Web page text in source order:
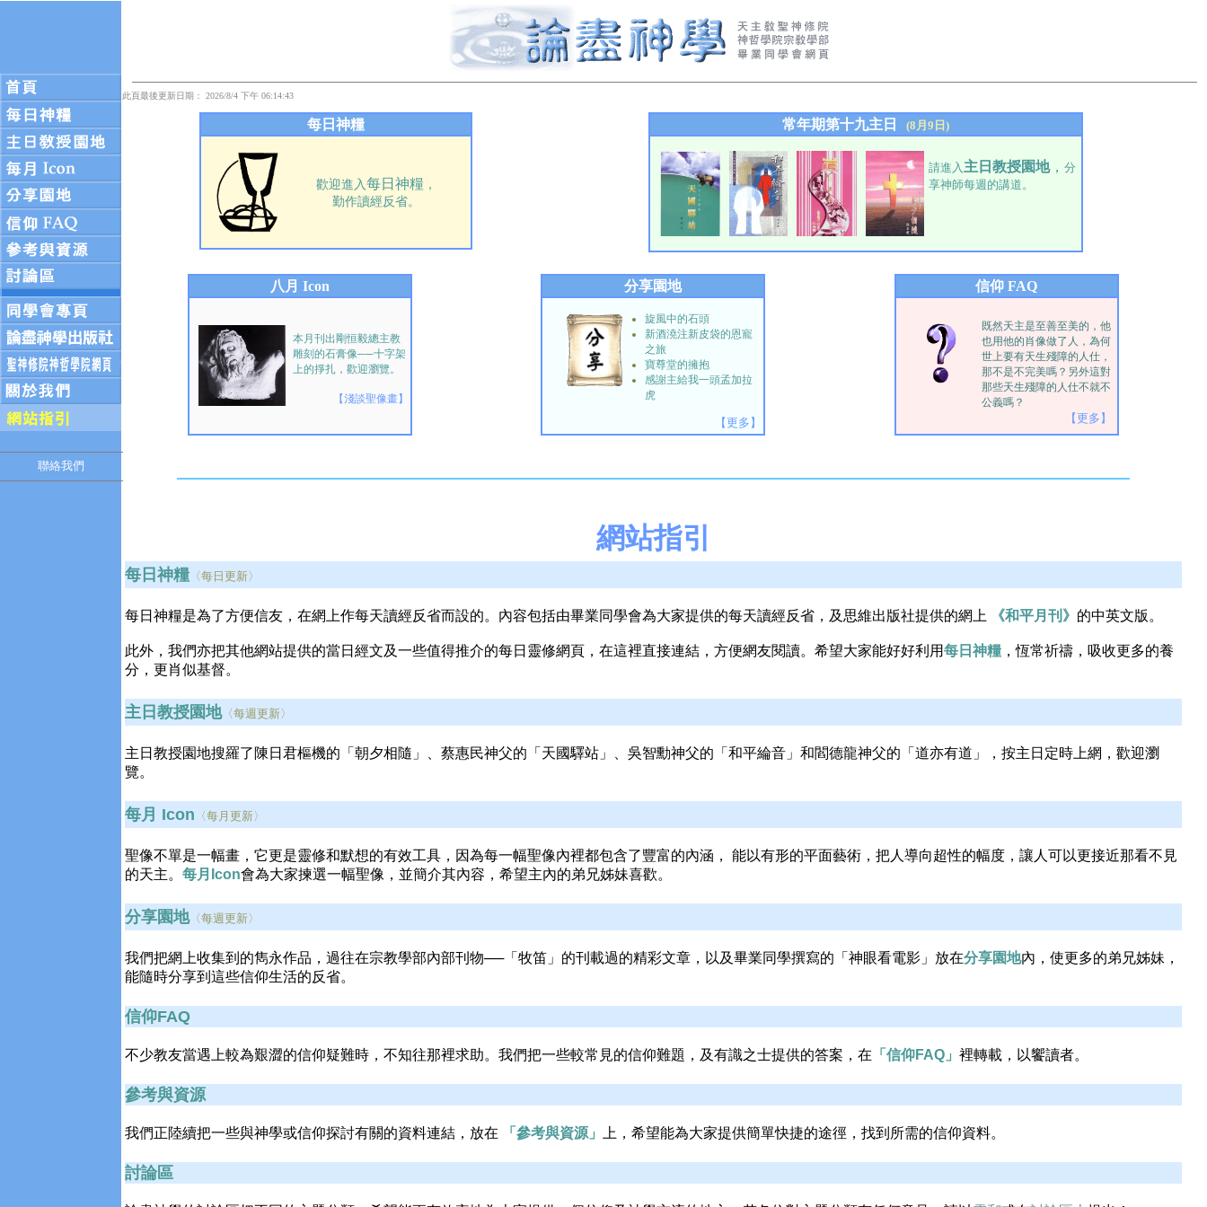
聯絡我們
此頁最後更新日期： 2026/8/4 下午 06:14:43
每日神糧
歡迎進入每日神糧，
勤作讀經反省。
常年期第十九主日 (8月9日)
請進入 主日教授園地， 分
享神師每週的講道。
八月 Icon
本月刊出剛恒毅總主教
雕刻的石膏像──十字架
上的掙扎，歡迎瀏覽。
【淺談聖像畫】
分享園地
旋風中的石頭
新酒澆注新皮袋的恩寵
之旅
寶尊堂的擁抱
感謝主給我一頭孟加拉
虎
【更多】
信仰 FAQ
既然天主是至善至美的，他
也用他的肖像做了人，為何
世上要有天生殘障的人仕，
那不是不完美嗎？另外這對
那些天生殘障的人仕不就不
公義嗎？
【更多】
網站指引
每日神糧 〈每日更新〉
每日神糧是為了方便信友，在網上作每天讀經反省而設的。內容包括由畢業同學會為大家提供的每天讀經反省，及思維出版社提供的網上 《和平月刊》 的中英文版。
此外，我們亦把其他網站提供的當日經文及一些值得推介的每日靈修網頁，在這裡直接連結，方便網友閱讀。希望大家能好好利用每日神糧 ，恆常祈禱，吸收更多的養
分，更肖似基督。
主日教授園地〈每週更新〉
主日教授園地搜羅了陳日君樞機的「朝夕相隨」、蔡惠民神父的「天國驛站」、吳智勳神父的「和平綸音」和閻德龍神父的「道亦有道」，按主日定時上網，歡迎瀏
覽。
每月 Icon 〈每月更新〉
聖像不單是一幅畫，它更是靈修和默想的有效工具，因為每一幅聖像內裡都包含了豐富的內涵， 能以有形的平面藝術，把人導向超性的幅度，讓人可以更接近那看不見
的天主。 每月Icon會為大家揀選一幅聖像，並簡介其內容，希望主內的弟兄姊妹喜歡。
分享園地〈每週更新〉
我們把網上收集到的雋永作品，過往在宗教學部內部刊物──「牧笛」的刊載過的精彩文章，以及畢業同學撰寫的「神眼看電影」放在分享園地內，使更多的弟兄姊妹，
能隨時分享到這些信仰生活的反省。
信仰FAQ
不少教友當遇上較為艱澀的信仰疑難時，不知往那裡求助。我們把一些較常見的信仰難題，及有識之士提供的答案，在 「信仰FAQ」 裡轉載，以饗讀者。
參考與資源
我們正陸續把一些與神學或信仰探討有關的資料連結，放在 「參考與資源」 上，希望能為大家提供簡單快捷的途徑，找到所需的信仰資料。
討論區